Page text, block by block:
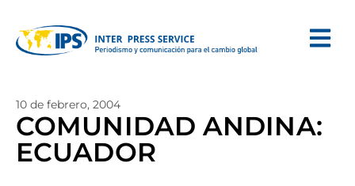
10 de febrero, 2004
COMUNIDAD ANDINA:
ECUADOR